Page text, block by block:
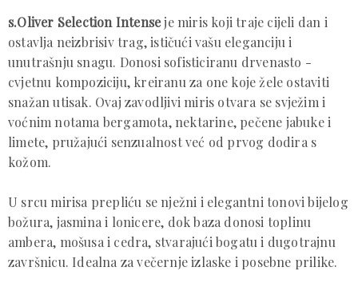
s.Oliver Selection Intenseje miris koji traje cijeli dan i
ostavlja neizbrisiv trag, ističući vašu eleganciju i
unutrašnju snagu. Donosi sofisticiranu drvenasto -
cvjetnu kompoziciju, kreiranu za one koje žele ostaviti
snažan utisak. Ovaj zavodljivi miris otvara se svježim i
voćnim notama bergamota, nektarine, pečene jabuke i
limete, pružajući senzualnost već od prvog dodira s
kožom.
U srcu mirisa prepliću se nježni i elegantni tonovi bijelog
božura, jasmina i lonicere, dok baza donosi toplinu
ambera, mošusa i cedra, stvarajući bogatu i dugotrajnu
završnicu. Idealna za večernje izlaske i posebne prilike.